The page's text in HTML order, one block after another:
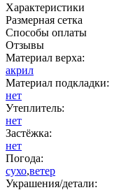
Характеристики
Размерная сетка
Способы оплаты
Отзывы
Материал верха:
акрил
Материал подкладки:
нет
Утеплитель:
нет
Застёжка:
нет
Погода:
сухо,ветер
Украшения/детали: